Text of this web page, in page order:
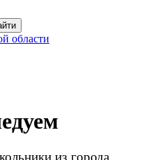
области
из города